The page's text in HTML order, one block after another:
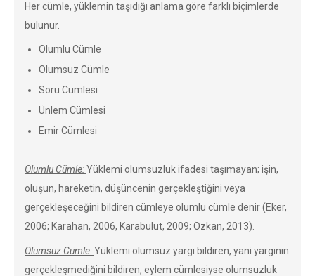
Her cümle, yüklemin taşıdığı anlama göre farklı biçimlerde
bulunur.
Olumlu Cümle
Olumsuz Cümle
Soru Cümlesi
Ünlem Cümlesi
Emir Cümlesi
Olumlu Cümle:Yüklemi olumsuzluk ifadesi taşımayan; işin,
oluşun, hareketin, düşüncenin gerçekleştiğini veya
gerçekleşeceğini bildiren cümleye olumlu cümle denir (Eker,
2006; Karahan, 2006, Karabulut, 2009; Özkan, 2013).
Olumsuz Cümle:Yüklemi olumsuz yargı bildiren, yani yargının
gerçekleşmediğini bildiren, eylem cümlesiyse olumsuzluk